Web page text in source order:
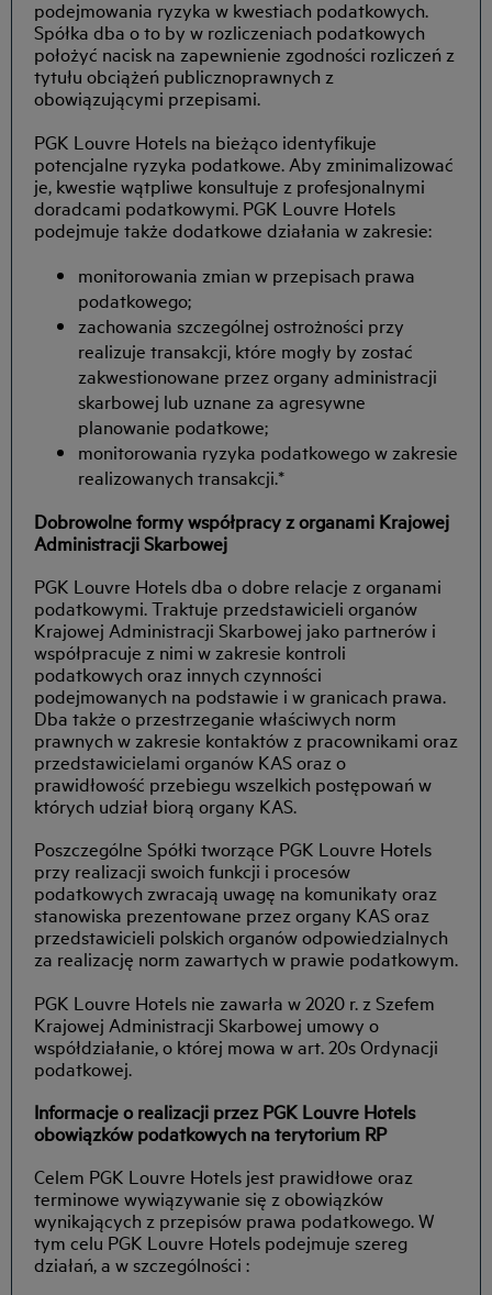
podejmowania ryzyka w kwestiach podatkowych.
Spółka dba o to by w rozliczeniach podatkowych
położyć nacisk na zapewnienie zgodności rozliczeń z
tytułu obciążeń publicznoprawnych z
obowiązującymi przepisami.
PGK Louvre Hotels na bieżąco identyfikuje
potencjalne ryzyka podatkowe. Aby zminimalizować
je, kwestie wątpliwe konsultuje z profesjonalnymi
doradcami podatkowymi. PGK Louvre Hotels
podejmuje także dodatkowe działania w zakresie:
monitorowania zmian w przepisach prawa
podatkowego;
zachowania szczególnej ostrożności przy
realizuje transakcji, które mogły by zostać
zakwestionowane przez organy administracji
skarbowej lub uznane za agresywne
planowanie podatkowe;
monitorowania ryzyka podatkowego w zakresie
realizowanych transakcji.*
Dobrowolne formy współpracy z organami Krajowej
Administracji Skarbowej
PGK Louvre Hotels dba o dobre relacje z organami
podatkowymi. Traktuje przedstawicieli organów
Krajowej Administracji Skarbowej jako partnerów i
współpracuje z nimi w zakresie kontroli
podatkowych oraz innych czynności
podejmowanych na podstawie i w granicach prawa.
Dba także o przestrzeganie właściwych norm
prawnych w zakresie kontaktów z pracownikami oraz
przedstawicielami organów KAS oraz o
prawidłowość przebiegu wszelkich postępowań w
których udział biorą organy KAS.
Poszczególne Spółki tworzące PGK Louvre Hotels
przy realizacji swoich funkcji i procesów
podatkowych zwracają uwagę na komunikaty oraz
stanowiska prezentowane przez organy KAS oraz
przedstawicieli polskich organów odpowiedzialnych
za realizację norm zawartych w prawie podatkowym.
PGK Louvre Hotels nie zawarła w 2020 r. z Szefem
Krajowej Administracji Skarbowej umowy o
współdziałanie, o której mowa w art. 20s Ordynacji
podatkowej.
Informacje o realizacji przez PGK Louvre Hotels
obowiązków podatkowych na terytorium RP
Celem PGK Louvre Hotels jest prawidłowe oraz
terminowe wywiązywanie się z obowiązków
wynikających z przepisów prawa podatkowego. W
tym celu PGK Louvre Hotels podejmuje szereg
działań, a w szczególności :